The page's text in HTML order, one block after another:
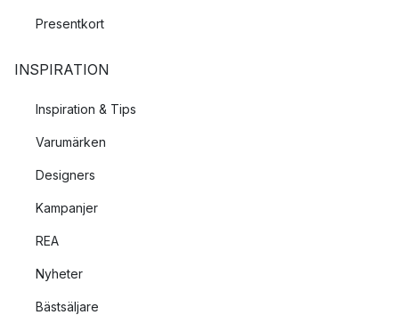
Presentkort
INSPIRATION
Inspiration & Tips
Varumärken
Designers
Kampanjer
REA
Nyheter
Bästsäljare